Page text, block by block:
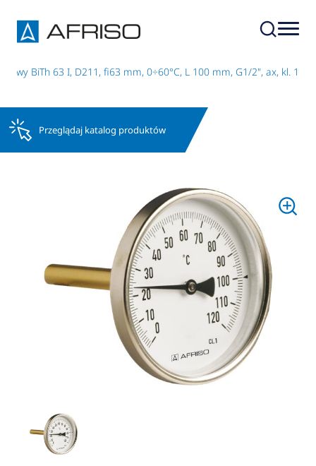
BiTh 63 I, D211, fi63 mm, 0÷60°C, L 100 mm, G1/2", ax, kl. 1
Przeglądaj katalog produktów